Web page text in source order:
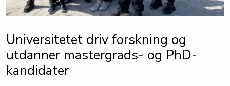
Universitetet driv forskning og
utdanner mastergrads- og PhD-
kandidater